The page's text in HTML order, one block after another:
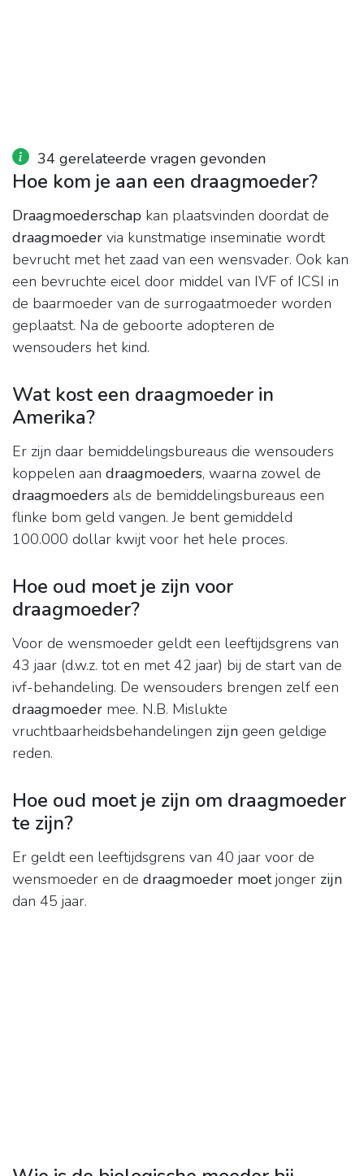
34 gerelateerde vragen gevonden
Hoe kom je aan een draagmoeder?
Draagmoederschap kan plaatsvinden doordat de
draagmoeder via kunstmatige inseminatie wordt
bevrucht met het zaad van een wensvader. Ook kan
een bevruchte eicel door middel van IVF of ICSI in
de baarmoeder van de surrogaatmoeder worden
geplaatst. Na de geboorte adopteren de
wensouders het kind.
Wat kost een draagmoeder in
Amerika?
Er zijn daar bemiddelingsbureaus die wensouders
koppelen aan draagmoeders, waarna zowel de
draagmoeders als de bemiddelingsbureaus een
flinke bom geld vangen. Je bent gemiddeld
100.000 dollar kwijt voor het hele proces.
Hoe oud moet je zijn voor
draagmoeder?
Voor de wensmoeder geldt een leeftijdsgrens van
43 jaar (d.w.z. tot en met 42 jaar) bij de start van de
ivf-behandeling. De wensouders brengen zelf een
draagmoeder mee. N.B. Mislukte
vruchtbaarheidsbehandelingen zijn geen geldige
reden.
Hoe oud moet je zijn om draagmoeder
te zijn?
Er geldt een leeftijdsgrens van 40 jaar voor de
wensmoeder en de draagmoeder moetjonger zijn
dan 45 jaar.